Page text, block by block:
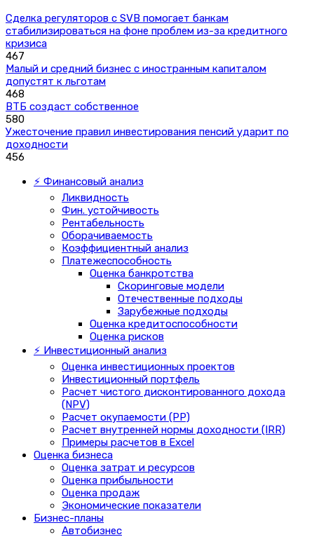
Сделка регуляторов с SVB помогает банкам
стабилизироваться на фоне проблем из-за кредитного
кризиса
467
Малый и средний бизнес с иностранным капиталом
допустят к льготам
468
ВТБ создаст собственное
580
Ужесточение правил инвестирования пенсий ударит по
доходности
456
⚡ Финансовый анализ
Ликвидность
Фин. устойчивость
Рентабельность
Оборачиваемость
Коэффициентный анализ
Платежеспособность
Оценка банкротства
Скоринговые модели
Отечественные подходы
Зарубежные подходы
Оценка кредитоспособности
Оценка рисков
⚡ Инвестиционный анализ
Оценка инвестиционных проектов
Инвестиционный портфель
Расчет чистого дисконтированного дохода
(NPV)
Расчет окупаемости (PP)
Расчет внутренней нормы доходности (IRR)
Примеры расчетов в Excel
Оценка бизнеса
Оценка затрат и ресурсов
Оценка прибыльности
Оценка продаж
Экономические показатели
Бизнес-планы
Автобизнес